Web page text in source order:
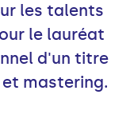
les talents
le lauréat
d'un titre
mastering.